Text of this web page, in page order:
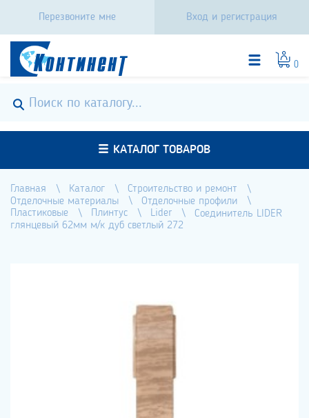
Перезвоните мне Вход и регистрация
0
КАТАЛОГ ТОВАРОВ
Главная Каталог
Строительство и ремонт
Отделочные материалы
Отделочные профили
Пластиковые
Плинтус Lider
Соединитель LIDER
глянцевый 62мм м/к дуб светлый 272